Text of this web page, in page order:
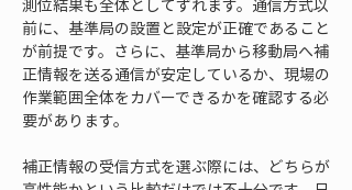
測位結果も全体としてずれます。通信方式以
前に、基準局の設置と設定が正確であること
が前提です。さらに、基準局から移動局へ補
正情報を送る通信が安定しているか、現場の
作業範囲全体をカバーできるかを確認する必
要があります。
補正情報の受信方式を選ぶ際には、どちらが